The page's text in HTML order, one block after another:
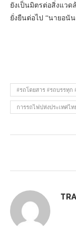
ยังเป็นมิตรต่อสิ่งแวด
ยั่งยืนต่อไป “นายอนั
#รถโดยสาร #รถบรรทุก
การรถไฟปห่งประเทศไท